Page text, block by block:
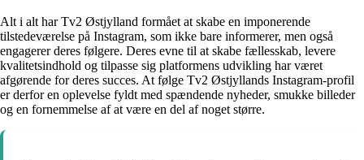
Alt i alt har Tv2 Østjylland formået at skabe en imponerende
tilstedeværelse på Instagram, som ikke bare informerer, men også
engagerer deres følgere. Deres evne til at skabe fællesskab, levere
kvalitetsindhold og tilpasse sig platformens udvikling har været
afgørende for deres succes. At følge Tv2 Østjyllands Instagram-profil
er derfor en oplevelse fyldt med spændende nyheder, smukke billeder
og en fornemmelse af at være en del af noget større.